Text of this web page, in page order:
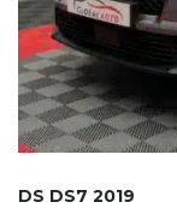
DS DS7 2019